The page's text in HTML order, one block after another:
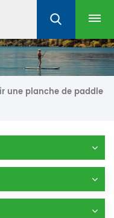
une planche de paddle